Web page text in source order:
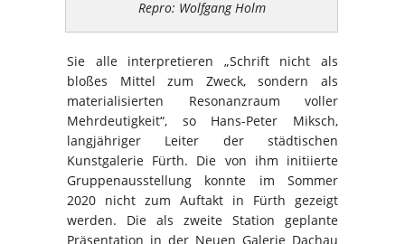
Repro: Wolfgang Holm
Sie alle interpretieren „Schrift nicht als
bloßes Mittel zum Zweck, sondern als
materialisierten Resonanzraum voller
Mehrdeutigkeit“, so Hans-Peter Miksch,
langjähriger Leiter der städtischen
Kunstgalerie Fürth. Die von ihm initiierte
Gruppenausstellung konnte im Sommer
2020 nicht zum Auftakt in Fürth gezeigt
werden. Die als zweite Station geplante
Präsentation in der Neuen Galerie Dachau